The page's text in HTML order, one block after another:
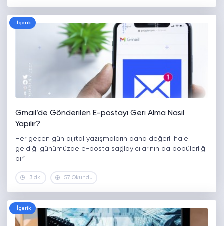
İçerik
Gmail’de Gönderilen E-postayı Geri Alma Nasıl
Yapılır?
Her geçen gün dijital yazışmaların daha değerli hale
geldiği günümüzde e-posta sağlayıcılarının da popülerliği
bir1
3 dk. 57 Okundu
İçerik